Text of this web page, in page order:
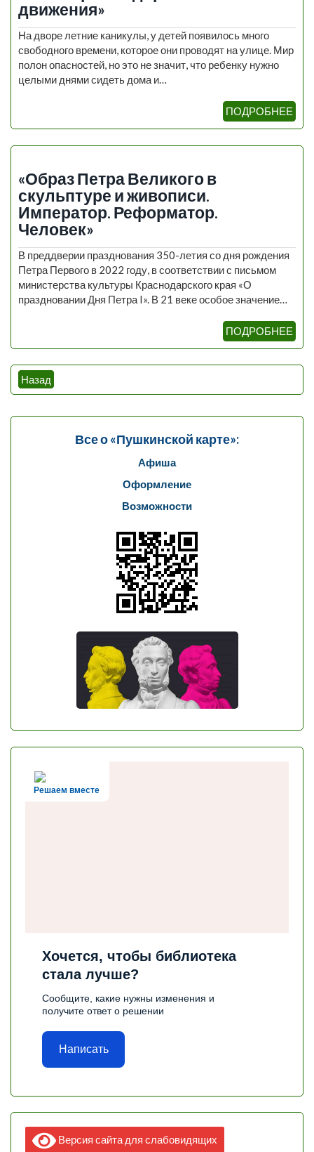
движения»
На дворе летние каникулы, у детей появилось много
свободного времени, которое они проводят на улице. Мир
полон опасностей, но это не значит, что ребенку нужно
целыми днями сидеть дома и…
ПОДРОБНЕЕ
«Образ Петра Великого в
скульптуре и живописи.
Император. Реформатор.
Человек»
В преддверии празднования 350-летия со дня рождения
Петра Первого в 2022 году, в соответствии с письмом
министерства культуры Краснодарского края «О
праздновании Дня Петра I». В 21 веке особое значение…
ПОДРОБНЕЕ
Навигация
записям
Назад
Все о «Пушкинской карте»:
Афиша
Оформление
Возможности
Решаем вместе
Хочется, чтобы библиотека
стала лучше?
Сообщите, какие нужны изменения и
получите ответ о решении
Написать
Версия сайта для слабовидящих